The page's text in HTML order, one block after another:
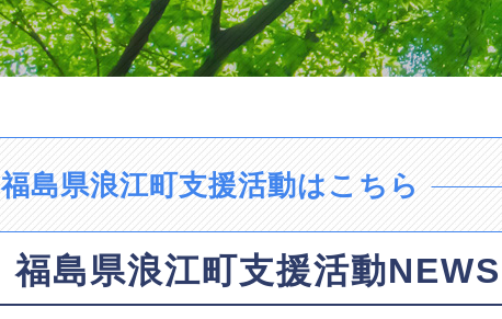
福島県浪江町支援活動はこちら
福島県浪江町支援活動NEWS